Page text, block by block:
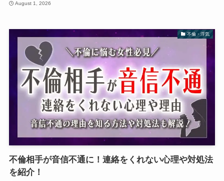
August 1, 2026
不倫・浮気
不倫相手が音信不通に！連絡をくれない心理や対処法
を紹介！